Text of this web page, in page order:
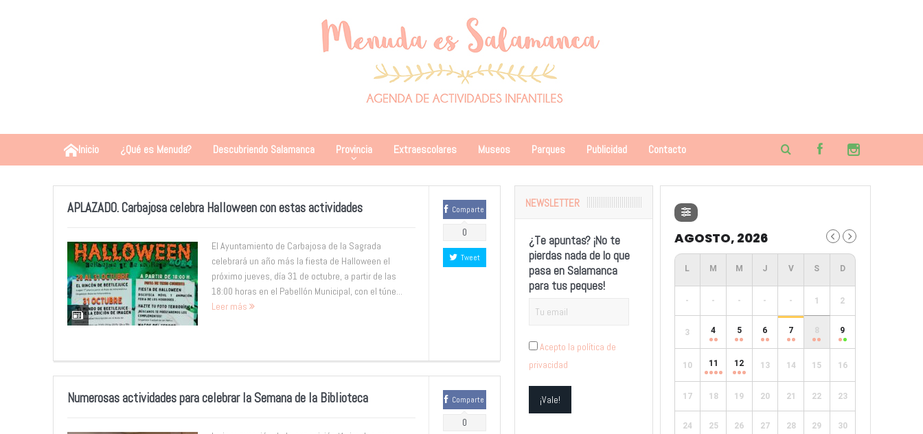
Inicio ¿Qué es Menuda? Descubriendo Salamanca Provincia Extraescolares Museos Parques Publicidad Contacto
APLAZADO. Carbajosa celebra Halloween con estas actividades
El Ayuntamiento de Carbajosa de la Sagrada
celebrará un año más la fiesta de Halloween el
próximo jueves, día 31 de octubre, a partir de las
18:00 horas en el Pabellón Municipal, con el túne...
Leer más
Comparte
0
Tweet
Numerosas actividades para celebrar la Semana de la Biblioteca Comparte
0
NEWSLETTER
¿Te apuntas? ¡No te
pierdas nada de lo que
pasa en Salamanca
para tus peques!
Acepto la política de
privacidad
AGOSTO, 2026
- - - - - 1 2
3 4 5 6 7 8 9
10 11 12 13 14 15 16
17 18 19 20 21 22 23
24 25 26 27 28 29 30